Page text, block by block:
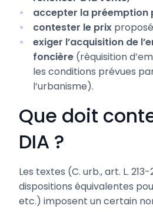
accepter la préemption
contester le prix
exiger l’acquisition de
foncière (réquisition
les conditions prévues
l’urbanisme).
Que doit
DIA ?
Les textes (C. urb., art. L. 213-
dispositions équivalentes
etc.) imposent un certain